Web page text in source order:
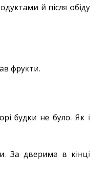
й після обіду
фрукти.
будки не було. Як і
За дверима в кінці